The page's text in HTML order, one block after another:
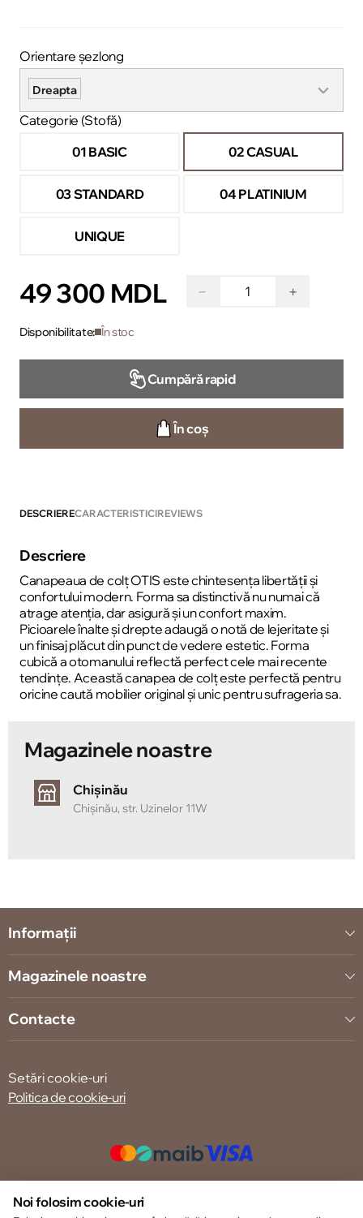
Orientare șezlong
Dreapta
Categorie (Stofă)
01 BASIC
02 CASUAL
03 STANDARD 04 PLATINIUM
UNIQUE
49 300 MDL − +
Disponibilitate: În stoc
Cumpără rapid
În coș
DESCRIERECARACTERISTICIREVIEWS
Descriere
Canapeaua de colț OTIS este chintesența libertății și
confortului modern. Forma sa distinctivă nu numai că
atrage atenția, dar asigură și un confort maxim.
Picioarele înalte și drepte adaugă o notă de lejeritate și
un finisaj plăcut din punct de vedere estetic. Forma
cubică a otomanului reflectă perfect cele mai recente
tendințe. Această canapea de colț este perfectă pentru
oricine caută mobilier original și unic pentru sufrageria sa.
Magazinele noastre
Chișinău
Chișinău, str. Uzinelor 11W
Informații
Magazinele noastre
Contacte
Setări cookie-uri
Politica de cookie-uri
© 2013 – 2026 ECOM
Noi folosim cookie-uri